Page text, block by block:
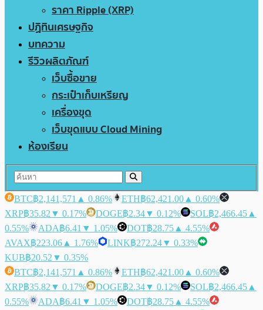
ราคา Ripple (XRP)
ปฏิทินเศรษฐกิจ
บทความ
รีวิวผลิตภัณฑ์
เว็บซื้อขาย
กระเป๋าเก็บเหรียญ
เครื่องขุด
เว็บขุดแบบ Cloud Mining
ห้องเรียน
BTC฿2,141,571 ▲ 0.86% ETH฿62,421.00 ▲ 0.60%
XRP฿35.82 ▼ 0.17% DOGE฿2.34▼ 0.12% SOL฿2,466.45 ▲
0.55%
ADA฿6.41 ▼ 1.05% DOT฿28.75 ▲ 4.55%
AVAX฿223.06 ▲ 1.76% LINK฿272.24▼ 0.33%
KUB฿20.52 ▼ 0.35%
BTC฿2,141,571 ▲ 0.86% ETH฿62,421.00 ▲ 0.60%
XRP฿35.82 ▼ 0.17% DOGE฿2.34▼ 0.12% SOL฿2,466.45 ▲
0.55%
ADA฿6.41 ▼ 1.05% DOT฿28.75 ▲ 4.55%